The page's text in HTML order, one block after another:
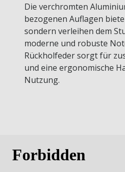
Die verchromten
bezogenen Auflagen
sondern verleihen dem
moderne und robuste
Rückholfeder sorgt für
und eine ergonomische
Nutzung.